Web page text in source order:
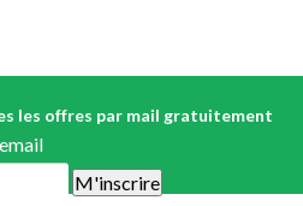
les offres par mail gratuitement